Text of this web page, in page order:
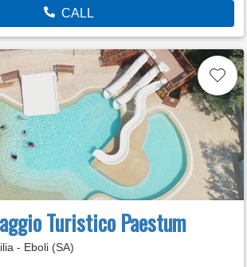
CALL
Turistico Paestum
- Eboli (SA)